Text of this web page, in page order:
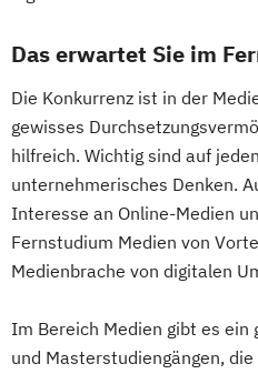
Führung und
Real Estate
Videojournalismus
Das erwartet Sie im
Die Konkurrenz ist in der
gewisses
hilfreich. Wichtig sind auf
unternehmerisches Denken.
Interesse an Online-Medien
Fernstudium Medien von
Medienbrache von digitalen
Im Bereich Medien gibt es ein
und Masterstudiengängen,